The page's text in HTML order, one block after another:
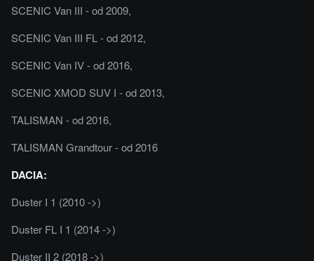
SCENIC Van III - od 2009,
SCENIC Van III FL - od 2012,
SCENIC Van IV - od 2016,
SCENIC XMOD SUV I - od 2013,
TALISMAN - od 2016,
TALISMAN Grandtour - od 2016
DACIA:
Duster I 1 (2010 ->)
Duster FL I 1 (2014 ->)
Duster II 2 (2018 ->)